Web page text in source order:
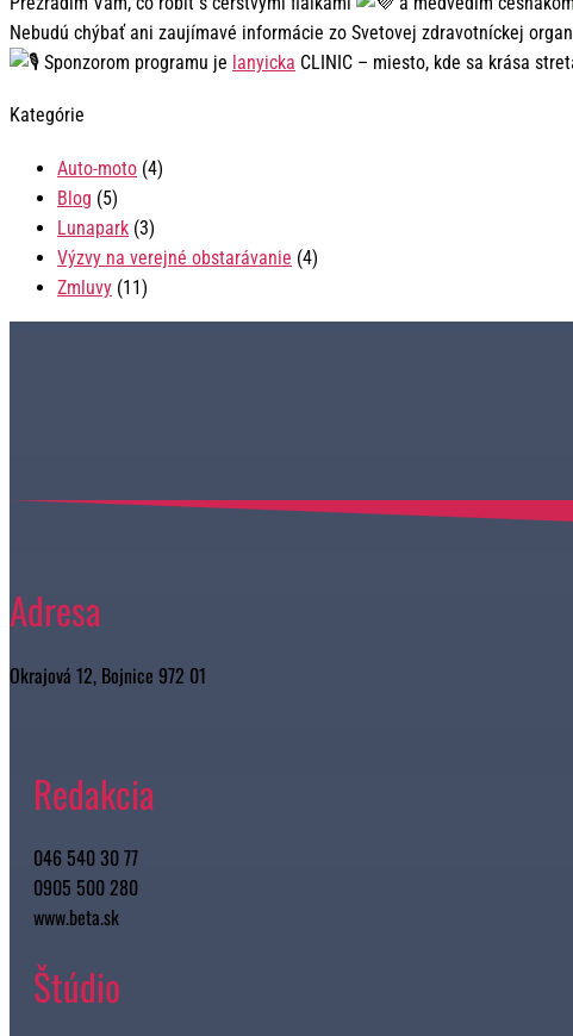
Nebudú chýbať ani zaujímavé informácie zo Svetovej zdravotníckej
Sponzorom programu je lanyicka CLINIC – miesto, kde sa krása
Kategórie
Auto-moto (4)
Blog (5)
Lunapark (3)
Výzvy na verejné obstarávanie (4)
Zmluvy (11)
Adresa
Okrajová 12, Bojnice 972 01
Redakcia
046 540 30 77
0905 500 280
www.beta.sk
Štúdio